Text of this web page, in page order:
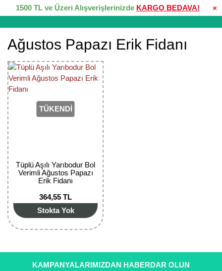
×
1500 TL ve Üzeri Alışverişlerinizde KARGO BEDAVA!
Ağustos Papazı Erik Fidanı
TÜKENDİ
Tüplü Aşılı Yarıbodur Bol
Verimli Ağustos Papazı
Erik Fidanı
364,55 TL
Stokta Yok
KAMPANYALARIMIZDAN HABERDAR OLUN